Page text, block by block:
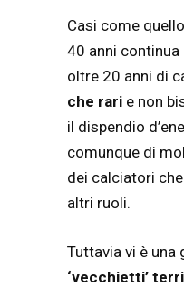
Casi come
40 anni
oltre 20 anni di
che rari e non
il dispendio
comunque di
dei calciatori
altri ruoli.
Tuttavia vi è una
‘vecchietti’